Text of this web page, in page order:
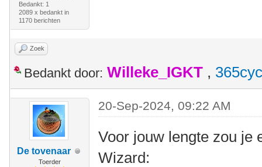
Bedankt: 1
2089 x bedankt in
1170 berichten
Zoek
Bedankt door: Willeke_IGKT ,
De tovenaar
Toerder
20-Sep-2024, 09:22 AM
Voor jouw lengte zou je
Wizard: